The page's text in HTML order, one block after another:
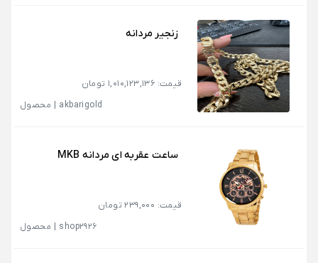
زنجیر مردانه
قیمت: 1,010,123,136 تومان
akbarigold
محصول
ساعت عقربه ای مردانه MKB
قیمت: 239,000 تومان
shop2926
محصول